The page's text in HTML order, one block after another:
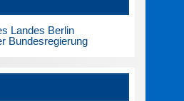
Landes Berlin
Bundesregierung